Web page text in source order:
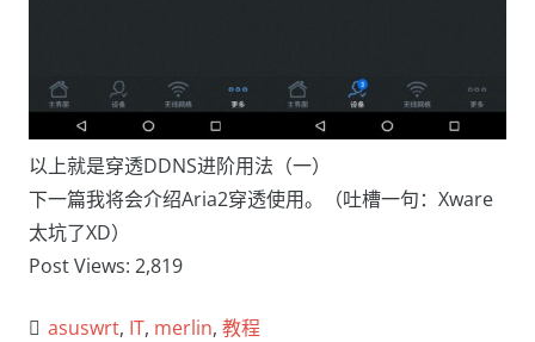
以上就是穿透DDNS进阶用法（一）
下一篇我将会介绍Aria2穿透使用。（吐槽一句：Xware
太坑了XD）
Post Views: 2,819
asuswrt, IT, merlin,教程